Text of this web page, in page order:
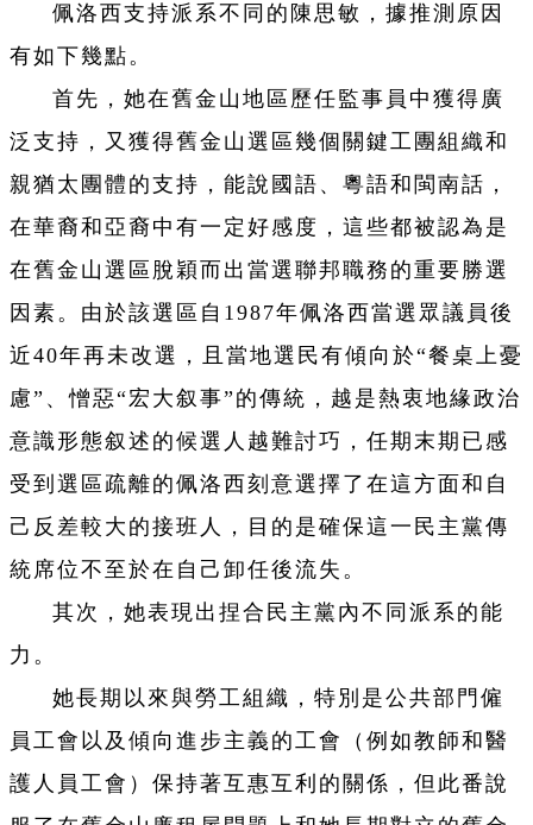
佩洛西支持派系不同的陳思敏，據推測原因
有如下幾點。
首先，她在舊金山地區歷任監事員中獲得廣
泛支持，又獲得舊金山選區幾個關鍵工團組織和
親猶太團體的支持，能說國語、粵語和閩南話，
在華裔和亞裔中有一定好感度，這些都被認為是
在舊金山選區脫穎而出當選聯邦職務的重要勝選
因素。由於該選區自1987年佩洛西當選眾議員後
近40年再未改選，且當地選民有傾向於“餐桌上憂
慮”、憎惡“宏大叙事”的傳統，越是熱衷地緣政治
意識形態叙述的候選人越難討巧，任期末期已感
受到選區疏離的佩洛西刻意選擇了在這方面和自
己反差較大的接班人，目的是確保這一民主黨傳
統席位不至於在自己卸任後流失。
其次，她表現出捏合民主黨內不同派系的能
力。
她長期以來與勞工組織，特別是公共部門僱
員工會以及傾向進步主義的工會（例如教師和醫
護人員工會）保持著互惠互利的關係，但此番說